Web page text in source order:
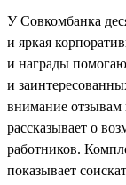
У Совкомбанка
и яркая
и награды
и
внимание отзывам
рассказывает о
работников.
показывает